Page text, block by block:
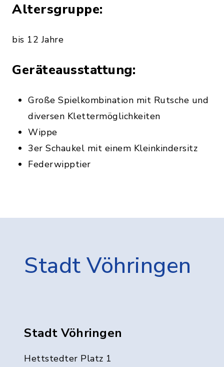
Altersgruppe:
bis 12 Jahre
Geräteausstattung:
Große Spielkombination mit Rutsche und
diversen Klettermöglichkeiten
Wippe
3er Schaukel mit einem Kleinkindersitz
Federwipptier
Stadt Vöhringen
Stadt Vöhringen
Hettstedter Platz 1